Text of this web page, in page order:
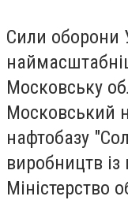
Сили оборони
Московську
Московський
нафтобазу
виробництв із
Міністерство